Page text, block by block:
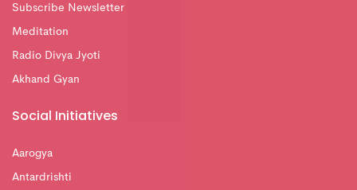
Subscribe Newsletter
Meditation
Radio Divya Jyoti
Akhand Gyan
Social Initiatives
Aarogya
Antardrishti